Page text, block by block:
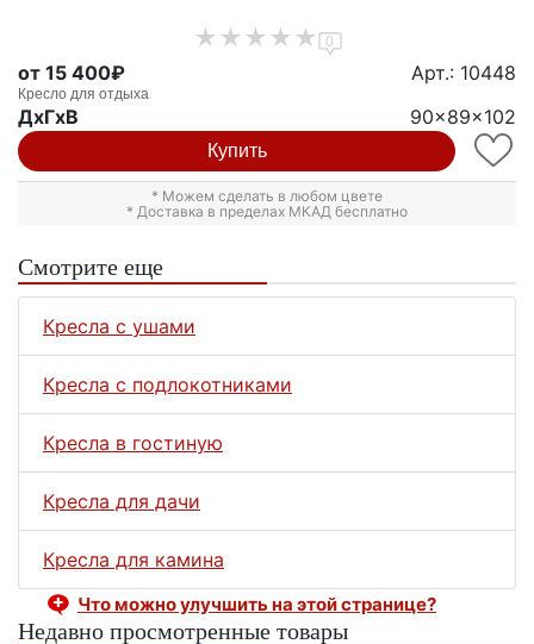
0
от 15 400₽ Арт.: 10448
Кресло для отдыха
ДxГxВ 90x89x102
Купить
* Можем сделать в любом цвете
* Доставка в пределах МКАД бесплатно
Смотрите еще
Кресла с ушами
Кресла с подлокотниками
Кресла в гостиную
Кресла для дачи
Кресла для камина
Что можно улучшить на этой странице?
Недавно просмотренные товары